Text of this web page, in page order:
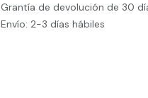
Grantía de devolución de 30
Envío: 2-3 días hábiles